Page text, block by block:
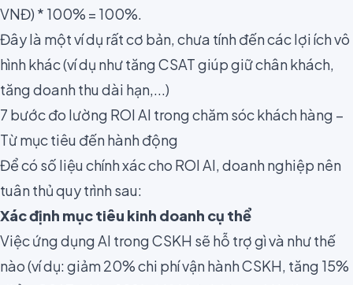
VNĐ) * 100% = 100%.
Đây là một ví dụ rất cơ bản, chưa tính đến các lợi ích vô
hình khác (ví dụ như tăng CSAT giúp giữ chân khách,
tăng doanh thu dài hạn,...)
7 bước đo lường ROI AI trong chăm sóc khách hàng –
Từ mục tiêu đến hành động
Để có số liệu chính xác cho ROI AI, doanh nghiệp nên
tuân thủ quy trình sau:
Xác định mục tiêu kinh doanh cụ thể
Việc ứng dụng AI trong CSKH sẽ hỗ trợ gì và như thế
nào (ví dụ: giảm 20% chi phí vận hành CSKH, tăng 15%